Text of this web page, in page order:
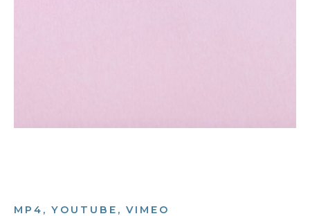
MP4, YOUTUBE, VIMEO